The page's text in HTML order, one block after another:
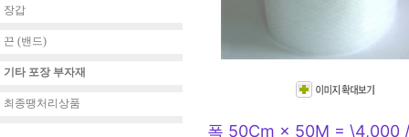
장갑
끈 (밴드)
기타 포장 부자재
최종땡처리상품
폭 50Cm × 50M = \4,000